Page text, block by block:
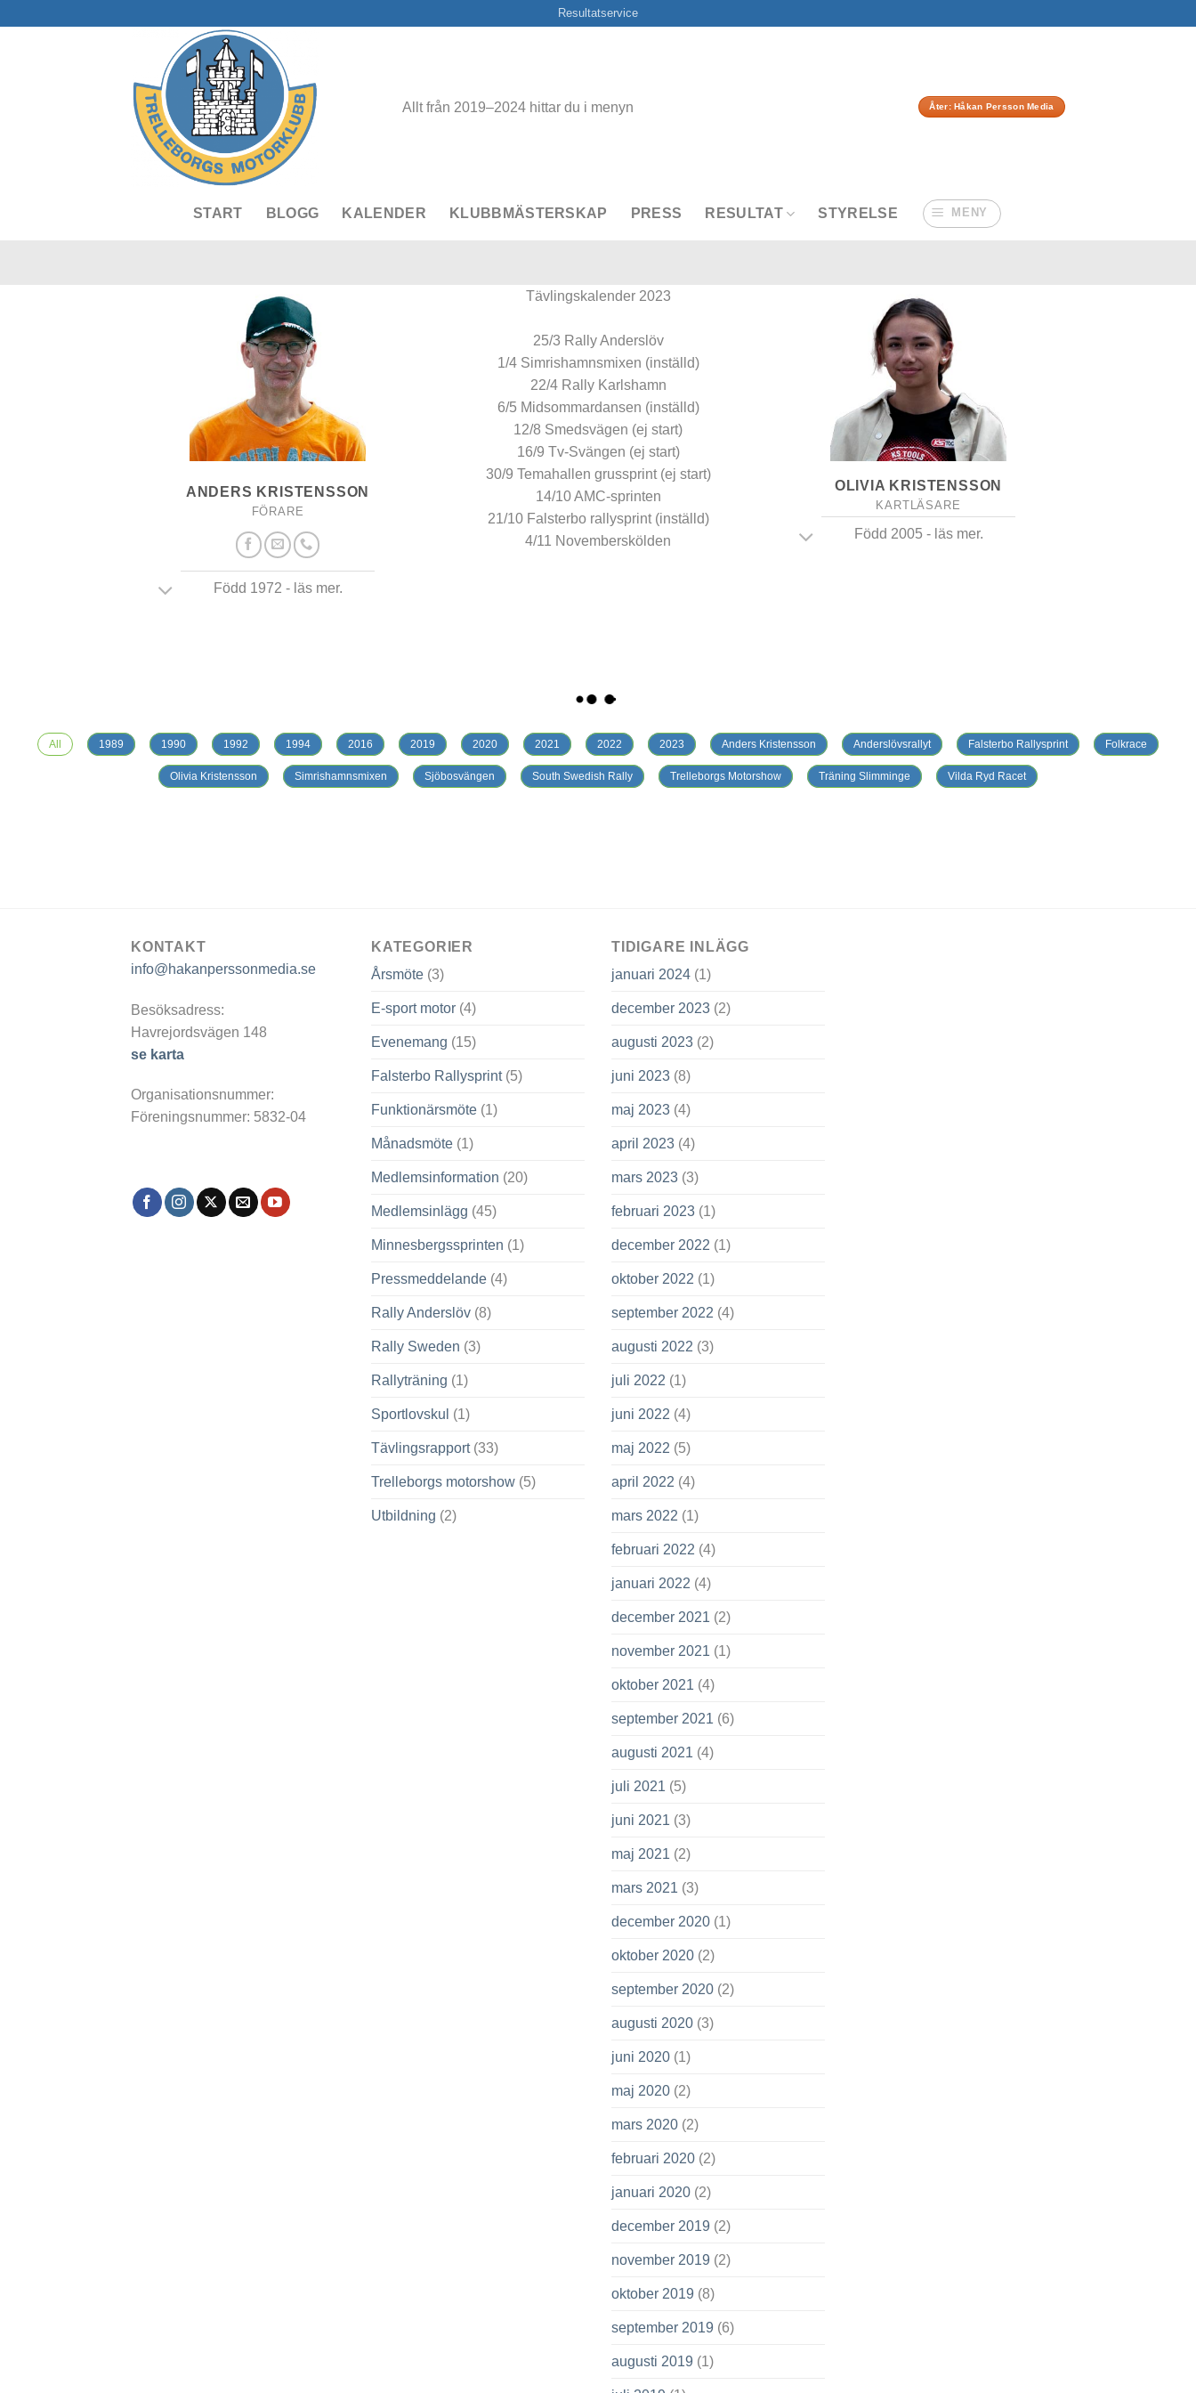
Resultatservice
Allt från 2019–2024 hittar du i menyn Åter: Håkan Persson Media
START BLOGG KALENDER KLUBBMÄSTERSKAP PRESS RESULTAT STYRELSE MENY
ANDERS KRISTENSSON
FÖRARE
Född 1972 - läs mer.
Tävlingskalender 2023
25/3 Rally Anderslöv
1/4 Simrishamnsmixen (inställd)
22/4 Rally Karlshamn
6/5 Midsommardansen (inställd)
12/8 Smedsvägen (ej start)
16/9 Tv-Svängen (ej start)
30/9 Temahallen grussprint (ej start)
14/10 AMC-sprinten
21/10 Falsterbo rallysprint (inställd)
4/11 Novemberskölden
OLIVIA KRISTENSSON
KARTLÄSARE
Född 2005 - läs mer.
All 1989 1990 1992 1994 2016 2019 2020 2021 2022 2023 Anders Kristensson Anderslövsrallyt Falsterbo Rallysprint Folkrace
Olivia Kristensson Simrishamnsmixen Sjöbosvängen South Swedish Rally Trelleborgs Motorshow Träning Slimminge Vilda Ryd Racet
KONTAKT
info@hakanperssonmedia.se
Besöksadress:
Havrejordsvägen 148
se karta
Organisationsnummer:
Föreningsnummer: 5832-04
KATEGORIER
Årsmöte (3)
E-sport motor (4)
Evenemang (15)
Falsterbo Rallysprint(5)
Funktionärsmöte (1)
Månadsmöte (1)
Medlemsinformation (20)
Medlemsinlägg (45)
Minnesbergssprinten (1)
Pressmeddelande (4)
Rally Anderslöv (8)
Rally Sweden (3)
Rallyträning (1)
Sportlovskul (1)
Tävlingsrapport(33)
Trelleborgs motorshow (5)
Utbildning (2)
TIDIGARE INLÄGG
januari 2024 (1)
december 2023 (2)
augusti 2023 (2)
juni 2023 (8)
maj 2023 (4)
april 2023 (4)
mars 2023 (3)
februari 2023 (1)
december 2022 (1)
oktober 2022 (1)
september 2022 (4)
augusti 2022 (3)
juli 2022 (1)
juni 2022 (4)
maj 2022 (5)
april 2022 (4)
mars 2022 (1)
februari 2022 (4)
januari 2022 (4)
december 2021 (2)
november 2021 (1)
oktober 2021 (4)
september 2021 (6)
augusti 2021 (4)
juli 2021 (5)
juni 2021 (3)
maj 2021 (2)
mars 2021 (3)
december 2020 (1)
oktober 2020 (2)
september 2020 (2)
augusti 2020 (3)
juni 2020 (1)
maj 2020 (2)
mars 2020 (2)
februari 2020 (2)
januari 2020 (2)
december 2019 (2)
november 2019 (2)
oktober 2019 (8)
september 2019 (6)
augusti 2019 (1)